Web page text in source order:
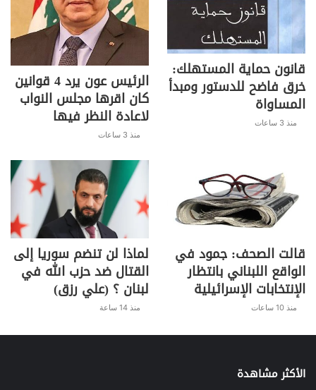
قانون حماية المستهلك:
خرق فاضح للدستور ومبدأ
المساواة
منذ 3 ساعات
الرئيس عون يرد 4 قوانين
كان اقرها مجلس النواب
لاعادة النظر فيها
منذ 3 ساعات
قالت الصحف: جمود في
الواقع اللبناني بانتظار
الإنتخابات الإسرائيلية
منذ 10 ساعات
لماذا لن تنضم سوريا إلى
القتال ضد حزب الله في
لبنان ؟ (علي رزق)
منذ 14 ساعة
الأكثر مشاهدة